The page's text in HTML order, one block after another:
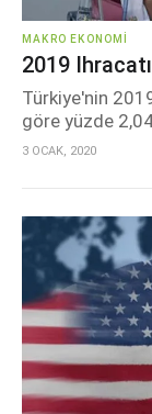
MAKRO EKONOMI
2019
Türkiye'nin
göre yüzde
3 OCAK, 2020